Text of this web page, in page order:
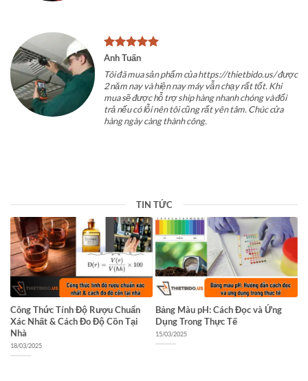
Anh Tuấn
Tôi đã mua sản phẩm của https://thietbido.us/ được
2 năm nay và hiện nay máy vẫn chạy rất tốt. Khi
mua sẽ được hỗ trợ ship hàng nhanh chóng và đổi
trả nếu có lỗi nên tôi cũng rất yên tâm. Chúc cửa
hàng ngày càng thành công.
TIN TỨC
Công Thức Tính Độ Rượu Chuẩn
Xác Nhất & Cách Đo Độ Cồn Tại
Nhà
18/03/2025
Bảng Màu pH: Cách Đọc và Ứng
Dụng Trong Thực Tế
15/03/2025